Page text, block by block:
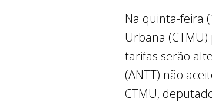
Na quinta-feira
Urbana
tarifas serão
(ANTT) não
CTMU,